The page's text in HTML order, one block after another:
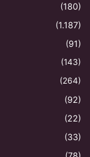
(180)
(1.187)
(91)
(143)
(264)
(92)
(22)
(33)